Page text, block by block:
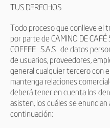
TUS DERECHOS
Todo proceso que conlleve el
por parte de CAMINO DE CAFÉ
COFFEE S.A.S de datos
de usuarios, proveedores,
general cualquier tercero con
mantenga relaciones
deberá tener en cuenta los
asisten, los cuáles se enuncian
continuación: